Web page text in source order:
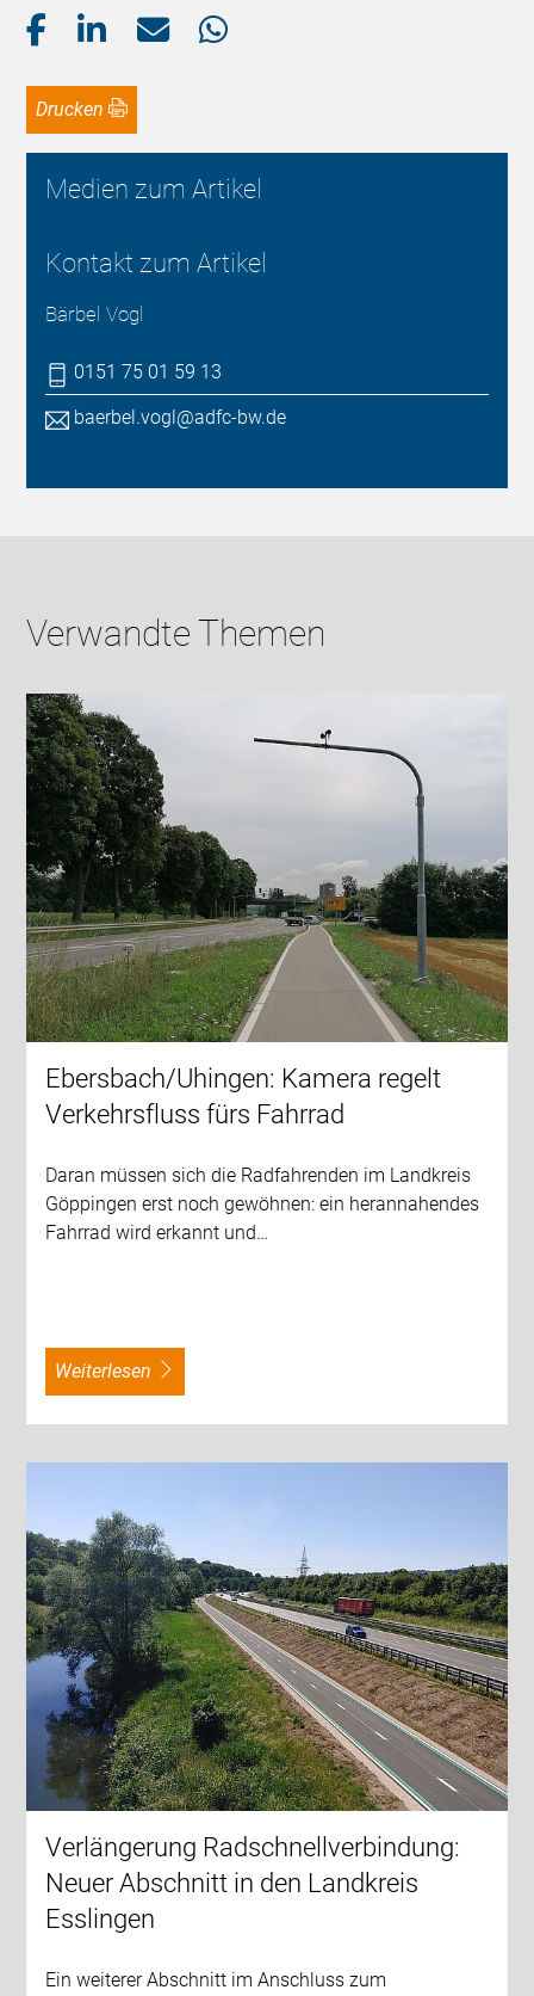
Drucken
Medien zum Artikel
Kontakt zum Artikel
Bärbel Vogl
0151 75 01 59 13
baerbel.vogl@adfc-bw.de
Verwandte Themen
Ebersbach/Uhingen: Kamera regelt
Verkehrsfluss fürs Fahrrad
Daran müssen sich die Radfahrenden im Landkreis
Göppingen erst noch gewöhnen: ein herannahendes
Fahrrad wird erkannt und…
weiterlesen
Verlängerung Radschnellverbindung:
Neuer Abschnitt in den Landkreis
Esslingen
Ein weiterer Abschnitt im Anschluss zum